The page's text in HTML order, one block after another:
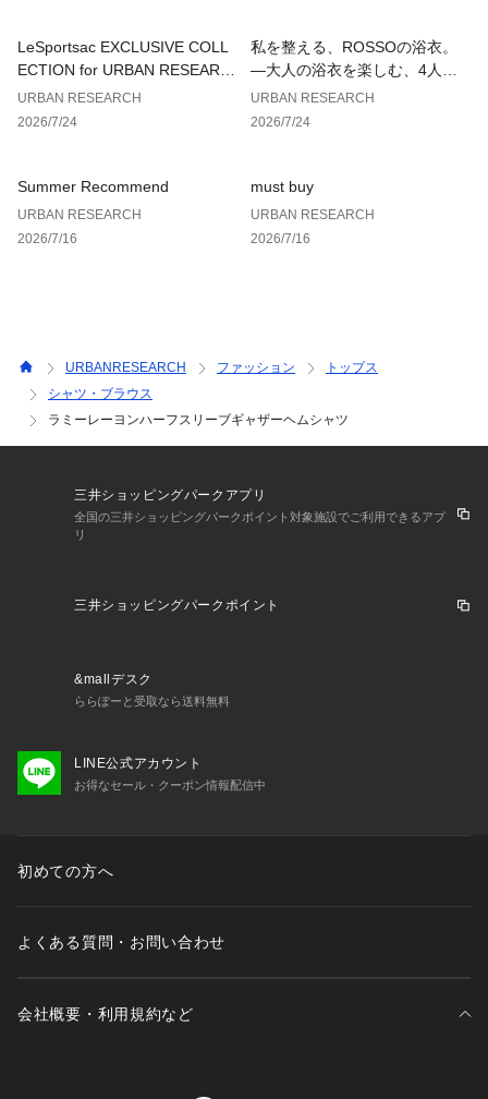
り、実際の色味と異なって見える場合がございます。予めご了
承ください。
※商品の色味の目安は、商品単体の画像をご参照ください。
▼お気に入り登録のおすすめ▼
お買い物リストの管理にぜひご利用ください。
素材感
ポケット : あり
LeSportsac EXCLUSIVE COLL
ECTION for URBAN RESEARC
H
URBAN RESEARCH
2026/7/24
私を整える、ROSSOの浴衣。
—大人の浴衣を楽しむ、4人のT
IPS—
URBAN RESEARCH
2026/7/24
Summer Recommend
URBAN RESEARCH
2026/7/16
must buy
URBAN RESEARCH
2026/7/16
URBANRESEARCH ファッション
トップス
シャツ・ブラウス
ラミーレーヨンハーフスリーブギャザーヘムシャツ
三井ショッピングパークアプリ
全国の三井ショッピングパークポイント対象施設でご利用できるアプ
リ
三井ショッピングパークポイント
&mallデスク
ららぽーと受取なら送料無料
LINE公式アカウント
お得なセール・クーポン情報配信中
初めての方へ
よくある質問・お問い合わせ
会社概要・利用規約など